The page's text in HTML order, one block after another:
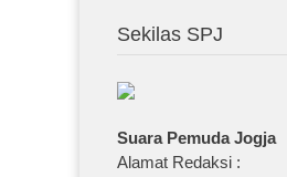
Sekilas SPJ
Suara Pemuda Jogja
Alamat Redaksi :